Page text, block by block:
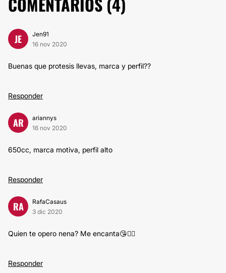
JE
Jen91
16 nov 2020
Buenas que protesis llevas, marca y perfil??
Responder
AR
ariannys
16 nov 2020
650cc, marca motiva, perfil alto
Responder
RA
RafaCasaus
3 dic 2020
Quien te opero nena? Me encanta😘👌🏻
Responder